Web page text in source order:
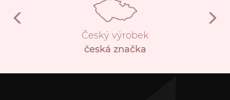
Český výrobek
česká značka